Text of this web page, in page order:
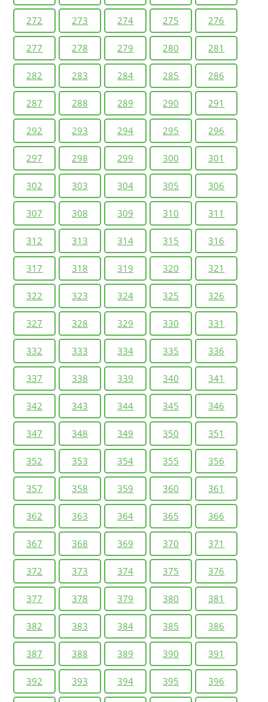
272 273 274 275 276
277 278 279 280 281
282 283 284 285 286
287 288 289 290 291
292 293 294 295 296
297 298 299 300 301
302 303 304 305 306
307 308 309 310 311
312 313 314 315 316
317 318 319 320 321
322 323 324 325 326
327 328 329 330 331
332 333 334 335 336
337 338 339 340 341
342 343 344 345 346
347 348 349 350 351
352 353 354 355 356
357 358 359 360 361
362 363 364 365 366
367 368 369 370 371
372 373 374 375 376
377 378 379 380 381
382 383 384 385 386
387 388 389 390 391
392 393 394 395 396